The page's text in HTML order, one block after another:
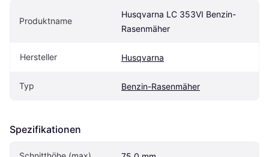
Produktname
Husqvarna LC 353VI Benzin-
Rasenmäher
Hersteller Husqvarna
Typ Benzin-Rasenmäher
Spezifikationen